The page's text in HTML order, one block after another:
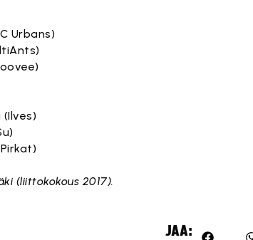
Urbans)
(Ilves)
(liittokokous 2017).
JAA: